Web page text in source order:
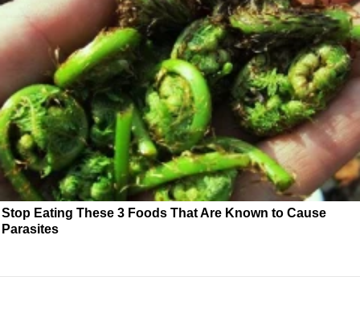
Stop Eating These 3 Foods That Are Known to Cause
Parasites